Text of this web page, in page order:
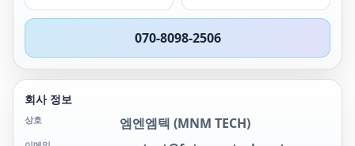
070-8098-2506
회사 정보
상호 엠엔엠텍 (MNM TECH)